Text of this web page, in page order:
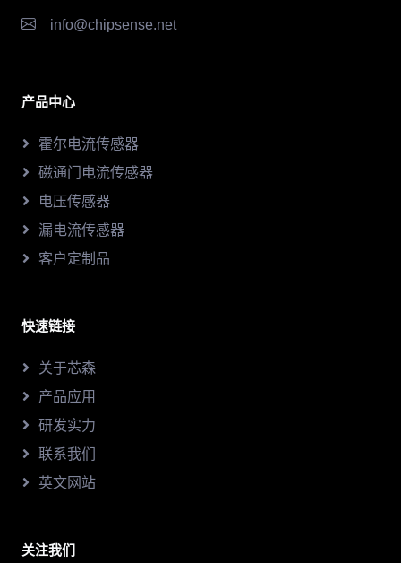
info@chipsense.net
产品中心
霍尔电流传感器
磁通门电流传感器
电压传感器
漏电流传感器
客户定制品
快速链接
关于芯森
产品应用
研发实力
联系我们
英文网站
关注我们